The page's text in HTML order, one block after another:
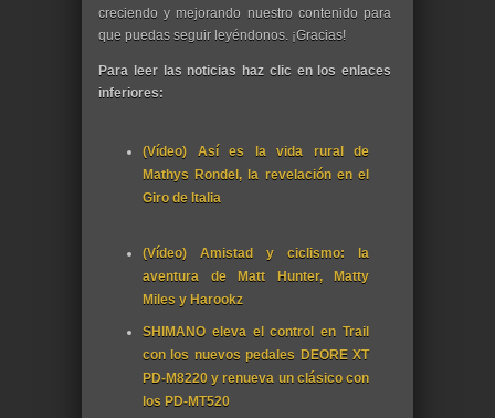
creciendo y mejorando nuestro contenido para
que puedas seguir leyéndonos. ¡Gracias!
Para leer las noticias haz clic en los enlaces
inferiores:
(Vídeo) Así es la vida rural de
Mathys Rondel, la revelación en el
Giro de Italia
(Vídeo) Amistad y ciclismo: la
aventura de Matt Hunter, Matty
Miles y Harookz
SHIMANO eleva el control en Trail
con los nuevos pedales DEORE XT
PD-M8220 y renueva un clásico con
los PD-MT520